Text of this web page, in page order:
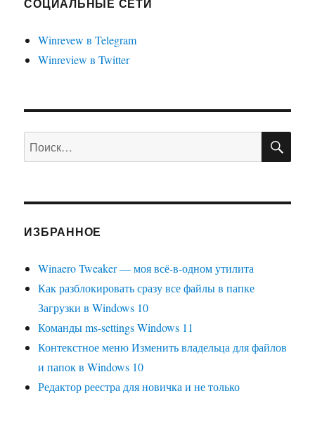
и
закрытой
Winrevew в Telegram
Winreview в Twitter
Искать:
ИЗБРАННОЕ
Winaero Tweaker — моя всё-в-одном утилита
Как разблокировать сразу все файлы в папке
Загрузки в Windows 10
Команды ms-settings Windows 11
Контекстное меню Изменить владельца для файлов
и папок в Windows 10
Редактор реестра для новичка и не только